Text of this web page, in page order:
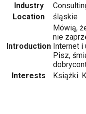
Industry
Location
śląskie
Introduction
Mówią,
nie
Internet i
Pisz,
Interests
Książki.